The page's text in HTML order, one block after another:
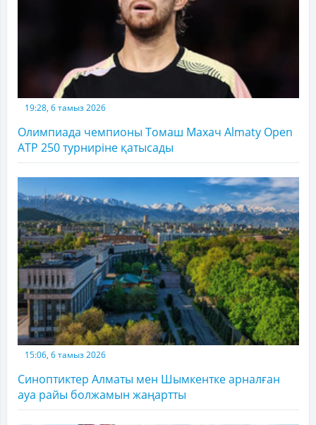
19:28, 6 тамыз 2026
Олимпиада чемпионы Томаш Махач Almaty Open
ATP 250 турниріне қатысады
15:06, 6 тамыз 2026
Синоптиктер Алматы мен Шымкентке арналған
ауа райы болжамын жаңартты